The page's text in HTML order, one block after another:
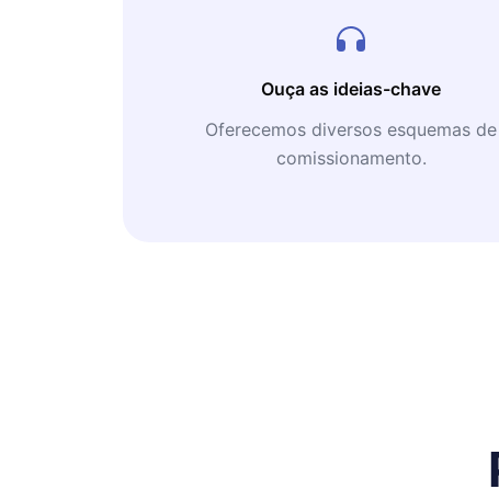
Ouça as ideias-chave
Oferecemos diversos esquemas de
comissionamento.